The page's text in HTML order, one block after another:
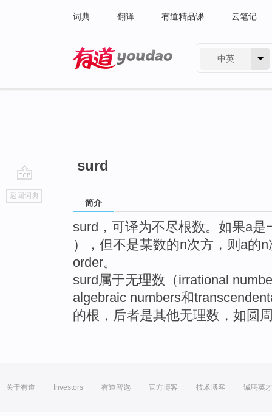
词典 翻译 有道精品课 云笔记
中英
go
top
返回词典
surd
简介
surd，可译为不尽根数。如果a
），但不是某数的n次方，则a的
order。
surd属于无理数（irrational
algebraic numbers和
的根，后者是其他无理数，如圆
关于有道 Investors 有道智选 官方博客 技术博客 诚聘英才